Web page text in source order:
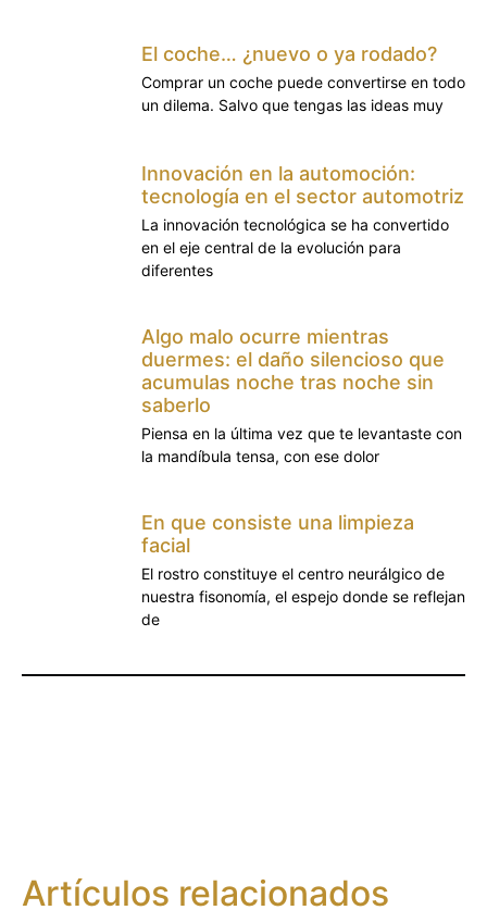
El coche… ¿nuevo o ya rodado?
Comprar un coche puede convertirse en todo
un dilema. Salvo que tengas las ideas muy
Innovación en la automoción:
tecnología en el sector automotriz
La innovación tecnológica se ha convertido
en el eje central de la evolución para
diferentes
Algo malo ocurre mientras
duermes: el daño silencioso que
acumulas noche tras noche sin
saberlo
Piensa en la última vez que te levantaste con
la mandíbula tensa, con ese dolor
En que consiste una limpieza
facial
El rostro constituye el centro neurálgico de
nuestra fisonomía, el espejo donde se reflejan
de
Artículos relacionados